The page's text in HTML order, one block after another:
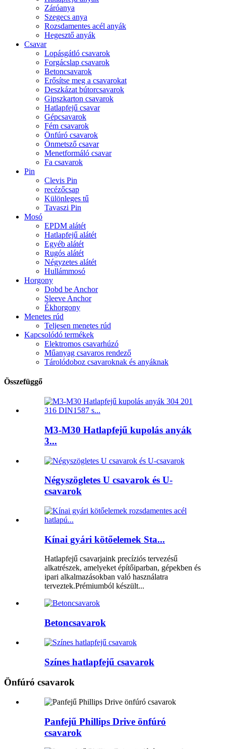
Záróanya
Szegecs anya
Rozsdamentes acél anyák
Hegesztő anyák
Csavar
Lopásgátló csavarok
Forgácslap csavarok
Betoncsavarok
Erősítse meg a csavarokat
Deszkázat bútorcsavarok
Gipszkarton csavarok
Hatlapfejű csavar
Gépcsavarok
Fém csavarok
Önfúró csavarok
Önmetsző csavar
Menetformáló csavar
Fa csavarok
Pin
Clevis Pin
recézőcsap
Különleges tű
Tavaszi Pin
Mosó
EPDM alátét
Hatlapfejű alátét
Egyéb alátét
Rugós alátét
Négyzetes alátét
Hullámmosó
Horgony
Dobd be Anchor
Sleeve Anchor
Ékhorgony
Menetes rúd
Teljesen menetes rúd
Kapcsolódó termékek
Elektromos csavarhúzó
Műanyag csavaros rendező
Tárolódoboz csavaroknak és anyáknak
Összefüggő
M3-M30 Hatlapfejű kupolás anyák
3...
Négyszögletes U csavarok és U-
csavarok
Kínai gyári kötőelemek Sta...
Hatlapfejű csavarjaink precíziós tervezésű
alkatrészek, amelyeket építőiparban, gépekben és
ipari alkalmazásokban való használatra
terveztek.Prémiumból készült...
Betoncsavarok
Színes hatlapfejű csavarok
Önfúró csavarok
Panfejű Phillips Drive önfúró
csavarok